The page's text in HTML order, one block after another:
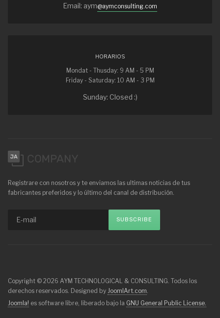
Email: aym@aymconsulting.com
HORARIOS
Mondat - Thusday: 9 AM - 5 PM
Friday - Saturday: 10 AM - 3 PM
Sunday: Closed :)
Registrare con nosotros y te enviamos las ultimas noticias de tus
fabricantes preferidos y lo último del canal de distribución.
Copyright © 2026 AYM TECHNOLOGICAL & CONSULTING. Todos los
derechos reservados. Designed by JoomlArt.com
Joomla! es software libre, liberado bajo la GNU General Public License.